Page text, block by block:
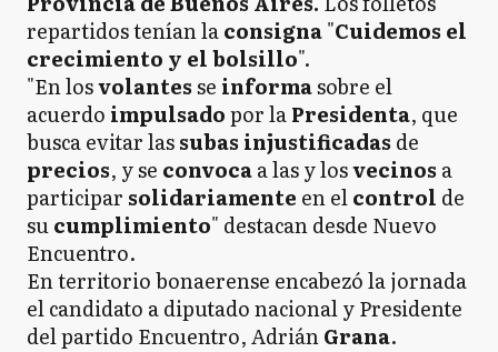
repartidos tenían laconsigna"Cuidemos el
crecimiento y el bolsillo".
"En losvolantesse informasobre el
acuerdo impulsadopor laPresidenta, que
busca evitar lassubas injustificadas de
precios, y se convocaa las y losvecinos a
participar solidariamente en elcontrol de
sucumplimiento" destacan desde Nuevo
Encuentro.
En territorio bonaerense encabezó la jornada
el candidato a diputado nacional y Presidente
del partido Encuentro, AdriánGrana.